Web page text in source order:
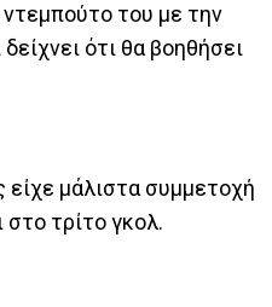
του με την
ότι θα βοηθήσει
είχε μάλιστα συμμετοχή
τρίτο γκολ.